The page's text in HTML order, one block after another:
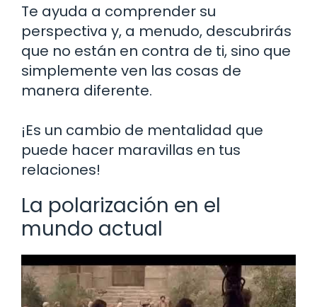
Te ayuda a comprender su
perspectiva y, a menudo, descubrirás
que no están en contra de ti, sino que
simplemente ven las cosas de
manera diferente.
¡Es un cambio de mentalidad que
puede hacer maravillas en tus
relaciones!
La polarización en el
mundo actual